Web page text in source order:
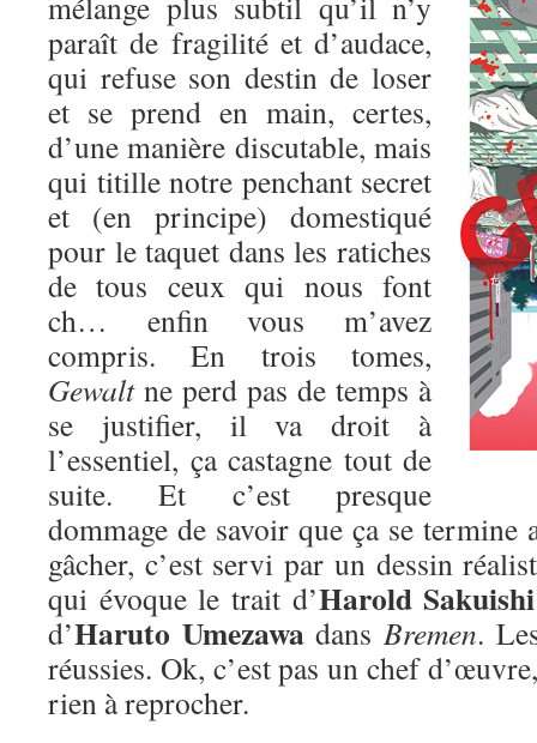
paraît de fragilité et d’audace,
qui refuse son destin de loser
et se prend en main, certes,
d’une manière discutable, mais
qui titille notre penchant secret
et (en principe) domestiqué
pour le taquet dans les ratiches
de tous ceux qui nous font
ch… enfin vous m’avez
compris. En trois tomes,
Gewaltne perd pas de temps à
se justifier, il va droit à
l’essentiel, ça castagne tout de
suite. Et c’est presque
dommage de savoir que ça se
gâcher, c’est servi par un dessin
qui évoque le trait d’Harold Sakuishi
d’Haruto UmezawadansBremen.
réussies. Ok, c’est pas un chef
rien à reprocher.